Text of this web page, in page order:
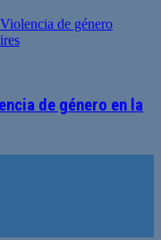
de género en la